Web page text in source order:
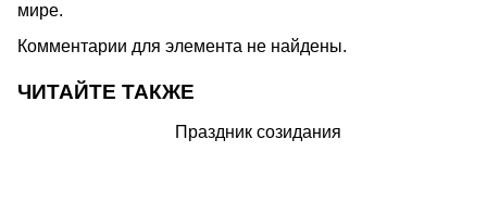
мире.
Комментарии для элемента не найдены.
ЧИТАЙТЕ ТАКЖЕ
Праздник созидания